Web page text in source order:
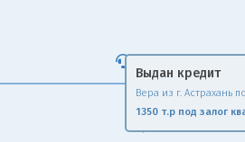
Fin Rise
Выдан кредит
Вера из г. Астрахань
1350 т.р под залог